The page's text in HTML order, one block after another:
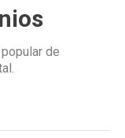
de